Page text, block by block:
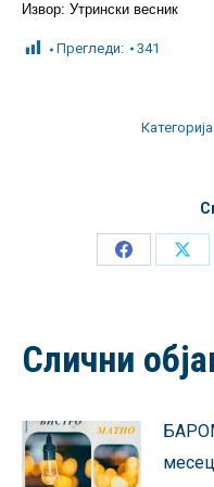
Извор: Утрински весник
Прегледи: 341
Share
Слични